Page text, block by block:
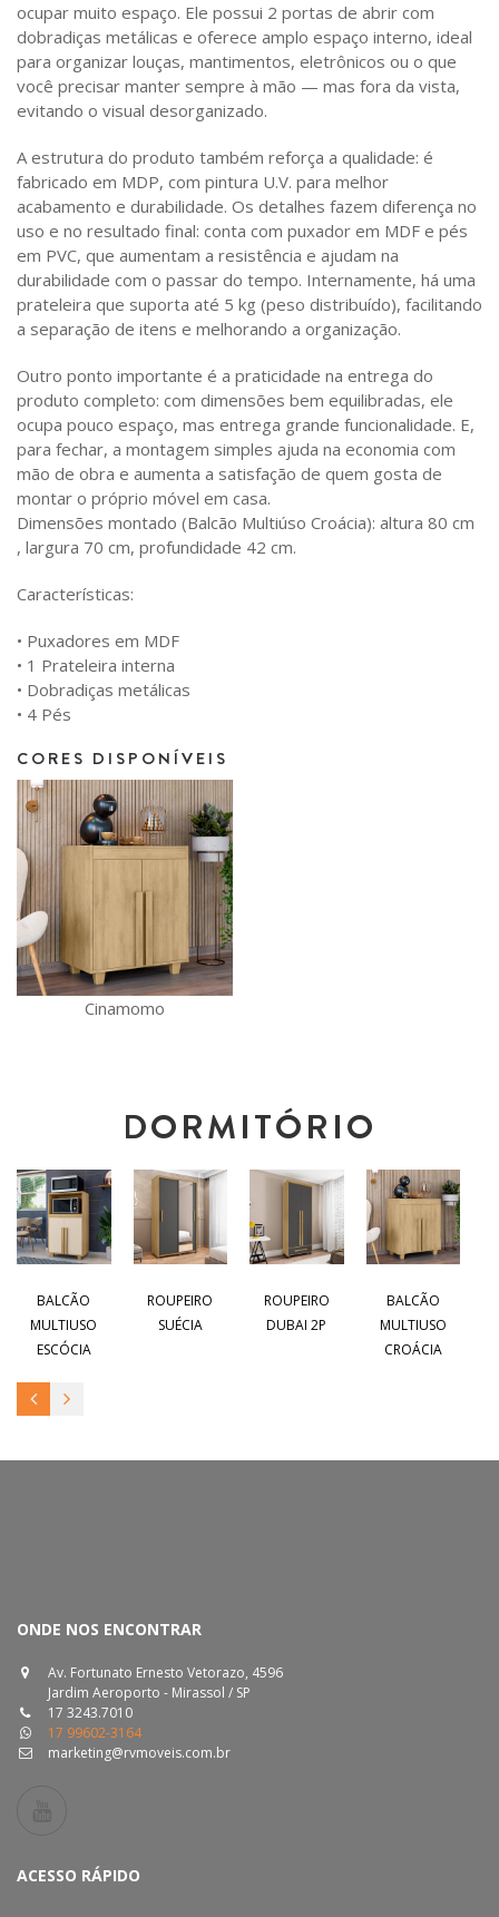
ocupar muito espaço. Ele possui 2 portas de abrir com
dobradiças metálicas e oferece amplo espaço interno, ideal
para organizar louças, mantimentos, eletrônicos ou o que
você precisar manter sempre à mão — mas fora da vista,
evitando o visual desorganizado.
A estrutura do produto também reforça a qualidade: é
fabricado em MDP, com pintura U.V. para melhor
acabamento e durabilidade. Os detalhes fazem diferença no
uso e no resultado final: conta com puxador em MDF e pés
em PVC, que aumentam a resistência e ajudam na
durabilidade com o passar do tempo. Internamente, há uma
prateleira que suporta até 5 kg (peso distribuído), facilitando
a separação de itens e melhorando a organização.
Outro ponto importante é a praticidade na entrega do
produto completo: com dimensões bem equilibradas, ele
ocupa pouco espaço, mas entrega grande funcionalidade. E,
para fechar, a montagem simples ajuda na economia com
mão de obra e aumenta a satisfação de quem gosta de
montar o próprio móvel em casa.
Dimensões montado (Balcão Multiúso Croácia): altura 80 cm
, largura 70 cm, profundidade 42 cm.
Características:
• Puxadores em MDF
• 1 Prateleira interna
• Dobradiças metálicas
• 4 Pés
CORES DISPONÍVEIS
Cinamomo
DORMITÓRIO
BALCÃO
MULTIUSO
ESCÓCIA
ROUPEIRO
SUÉCIA
ROUPEIRO
DUBAI 2P
BALCÃO
MULTIUSO
CROÁCIA
ONDE NOS ENCONTRAR
Av. Fortunato Ernesto Vetorazo, 4596
Jardim Aeroporto - Mirassol / SP
17 3243.7010
17 99602-3164
marketing@rvmoveis.com.br
ACESSO RÁPIDO